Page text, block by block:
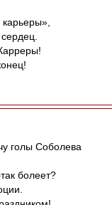
голы Соболева
болеет?